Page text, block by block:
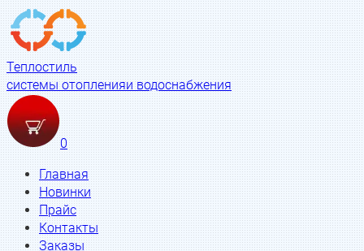
Теплостиль
системы отопленияи водоснабжения
0
Главная
Новинки
Прайс
Контакты
Заказы